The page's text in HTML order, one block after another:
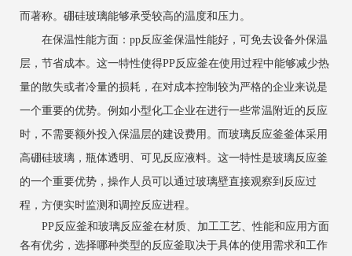
而著称。硼硅玻璃能够承受较高的温度和压力。
在保温性能方面：pp反应釜保温性能好，可免去设备外保温
层，节省成本。这一特性使得PP反应釜在使用过程中能够减少热
量的散失或者冷量的损耗，在对成本控制较为严格的企业来说是
一个重要的优势。例如小型化工企业在进行一些常温附近的反应
时，不需要额外投入保温层的建设费用。而玻璃反应釜釜体采用
高硼硅玻璃，瓶体透明、可见反应液料。这一特性是玻璃反应釜
的一个重要优势，操作人员可以通过玻璃壁直接观察到反应过
程，方便实时监测和调控反应进程。
PP反应釜和玻璃反应釜在材质、加工工艺、性能和应用方面
各有优劣，选择哪种类型的反应釜取决于具体的使用需求和工作